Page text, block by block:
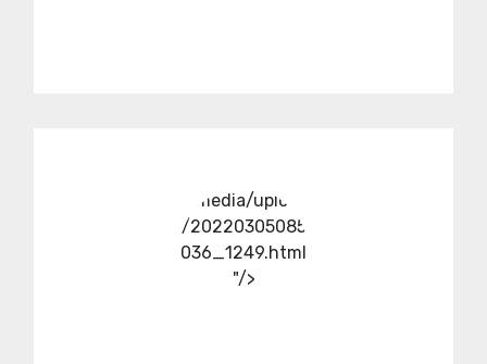
../media/upload
/20220305085
036_1249.html
"/>